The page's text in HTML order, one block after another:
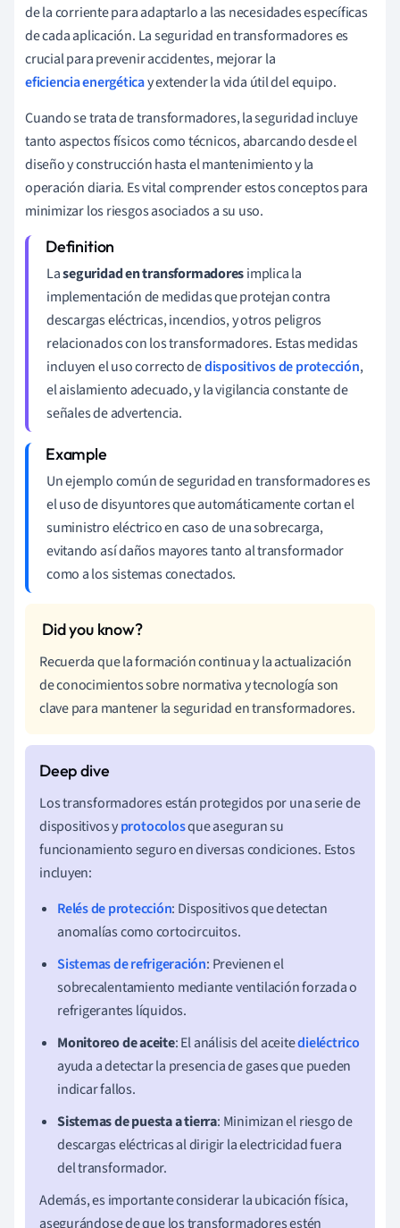
de la corriente para adaptarlo a las necesidades específicas
de cada aplicación. La seguridad en transformadores es
crucial para prevenir accidentes, mejorar la
eficiencia energéticay extender la vida útil del equipo.
Cuando se trata de transformadores, la seguridad incluye
tanto aspectos físicos como técnicos, abarcando desde el
diseño y construcción hasta el mantenimiento y la
operación diaria. Es vital comprender estos conceptos para
minimizar los riesgos asociados a su uso.
Laseguridad en transformadoresimplica la
implementación de medidas que protejan contra
descargas eléctricas, incendios, y otros peligros
relacionados con los transformadores. Estas medidas
incluyen el uso correcto dedispositivos de protección,
el aislamiento adecuado, y la vigilancia constante de
señales de advertencia.
Un ejemplo común de seguridad en transformadores es
el uso de disyuntores que automáticamente cortan el
suministro eléctrico en caso de una sobrecarga,
evitando así daños mayores tanto al transformador
como a los sistemas conectados.
Recuerda que la formación continua y la actualización
de conocimientos sobre normativa y tecnología son
clave para mantener la seguridad en transformadores.
Los transformadores están protegidos por una serie de
dispositivos yprotocolosque aseguran su
funcionamiento seguro en diversas condiciones. Estos
incluyen:
Relés de protección: Dispositivos que detectan
anomalías como cortocircuitos.
Sistemas de refrigeración: Previenen el
sobrecalentamiento mediante ventilación forzada o
refrigerantes líquidos.
Monitoreo de aceite: El análisis del aceitedieléctrico
ayuda a detectar la presencia de gases que pueden
indicar fallos.
Sistemas de puesta a tierra: Minimizan el riesgo de
descargas eléctricas al dirigir la electricidad fuera
del transformador.
Además, es importante considerar la ubicación física,
asegurándose de que los transformadores estén